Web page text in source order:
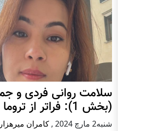
سلامت روانی فردی و
(بخش 1): فراتر از تروما
شنبه2 مارچ 2024 , کامران میرهزار